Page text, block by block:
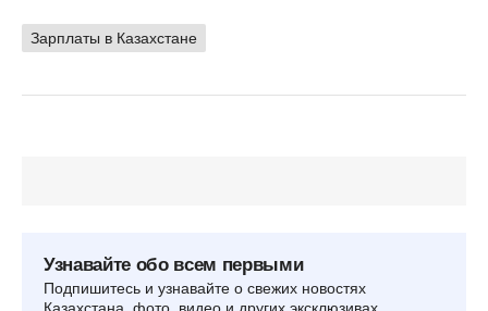
Зарплаты в Казахстане
Узнавайте обо всем первыми
Подпишитесь и узнавайте о свежих новостях